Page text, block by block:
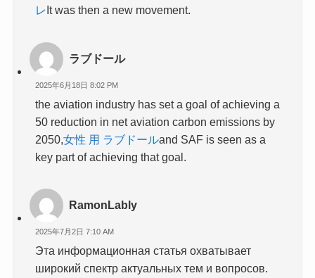
レ It was then a new movement.
ラブドール
2025年6月18日 8:02 PM
the aviation industry has set a goal of achieving a
50 reduction in net aviation carbon emissions by
2050,女性 用 ラブドールand SAF is seen as a
key part of achieving that goal.
RamonLably
2025年7月2日 7:10 AM
Эта информационная статья охватывает
широкий спектр актуальных тем и вопросов.